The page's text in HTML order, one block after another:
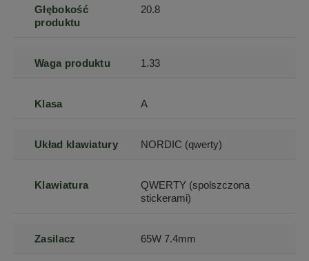
Głębokość
produktu
20.8
Waga produktu 1.33
Klasa A
Układ klawiatury NORDIC (qwerty)
Klawiatura
QWERTY (spolszczona
stickerami)
Zasilacz 65W 7.4mm